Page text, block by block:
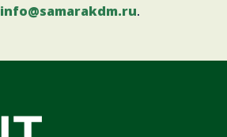
info@samarakdm.ru.